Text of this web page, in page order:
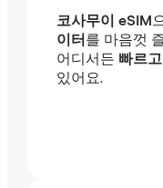
코사무이 eSIM
이터 를 마음껏
어디서든 빠르
있어요.